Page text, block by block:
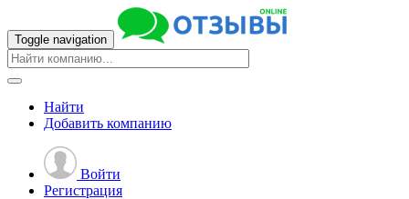
Toggle navigation
Найти
Добавить компанию
Войти
Регистрация